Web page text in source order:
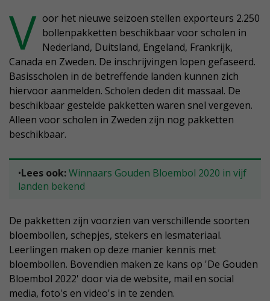
V oor het nieuwe seizoen stellen exporteurs 2.250
bollenpakketten beschikbaar voor scholen in
Nederland, Duitsland, Engeland, Frankrijk,
Canada en Zweden. De inschrijvingen lopen gefaseerd.
Basisscholen in de betreffende landen kunnen zich
hiervoor aanmelden. Scholen deden dit massaal. De
beschikbaar gestelde pakketten waren snel vergeven.
Alleen voor scholen in Zweden zijn nog pakketten
beschikbaar.
•Lees ook:Winnaars Gouden Bloembol 2020 in vijf
landen bekend
De pakketten zijn voorzien van verschillende soorten
bloembollen, schepjes, stekers en lesmateriaal.
Leerlingen maken op deze manier kennis met
bloembollen. Bovendien maken ze kans op 'De Gouden
Bloembol 2022' door via de website, mail en social
media, foto's en video's in te zenden.